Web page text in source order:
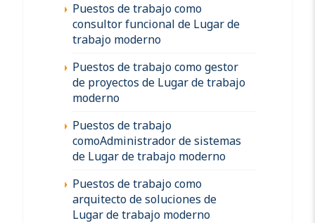
Puestos de trabajo como
consultor funcional de Lugar de
trabajo moderno
Puestos de trabajo como gestor
de proyectos de Lugar de trabajo
moderno
Puestos de trabajo
comoAdministrador de sistemas
de Lugar de trabajo moderno
Puestos de trabajo como
arquitecto de soluciones de
Lugar de trabajo moderno